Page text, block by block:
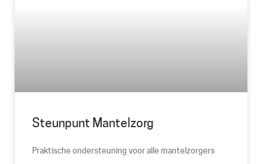
Steunpunt Mantelzorg
Praktische ondersteuning voor alle mantelzorgers